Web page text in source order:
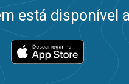
está disponível